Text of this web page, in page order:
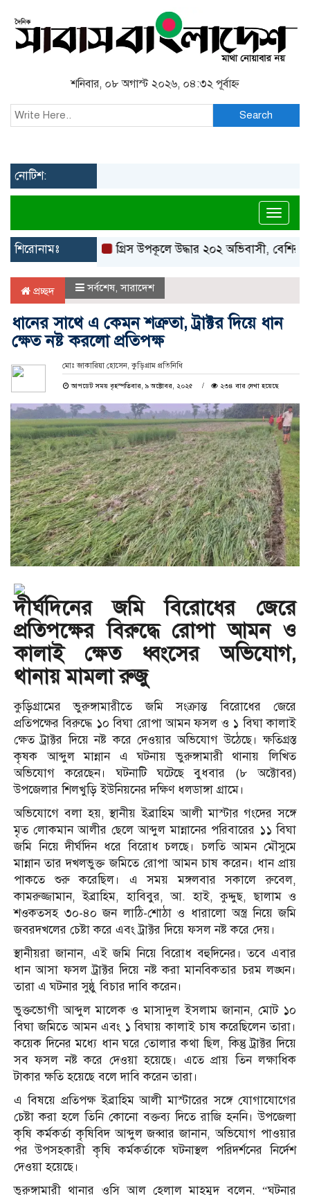
শনিবার, ০৮ অগাস্ট ২০২৬, ০৪:৩২ পূর্বাহ্ন
Search
নোটিশ:
শিরোনামঃ গ্রিস উপকূলে উদ্ধার ২০২ অভিবাসী, বেশিরভাগই
প্রচ্ছদ সর্বশেষ,সারাদেশ
ধানের সাথে এ কেমন শত্রুতা, ট্রাক্টর দিয়ে ধান
ক্ষেত নষ্ট করলো প্রতিপক্ষ
মোঃ জাকারিয়া হোসেন, কুড়িগ্রাম প্রতিনিধি
আপডেট সময় বৃহস্পতিবার, ৯ অক্টোবর, ২০২৫ ২৩৪ বার দেখা হয়েছে
দীর্ঘদিনের জমি বিরোধের জেরে
প্রতিপক্ষের বিরুদ্ধে রোপা আমন ও
কালাই ক্ষেত ধ্বংসের অভিযোগ,
থানায় মামলা রুজু
কুড়িগ্রামের ভুরুঙ্গামারীতে জমি সংক্রান্ত বিরোধের জেরে
প্রতিপক্ষের বিরুদ্ধে ১০ বিঘা রোপা আমন ফসল ও ১ বিঘা কালাই
ক্ষেত ট্রাক্টর দিয়ে নষ্ট করে দেওয়ার অভিযোগ উঠেছে। ক্ষতিগ্রস্ত
কৃষক আব্দুল মান্নান এ ঘটনায় ভুরুঙ্গামারী থানায় লিখিত
অভিযোগ করেছেন। ঘটনাটি ঘটেছে বুধবার (৮ অক্টোবর)
উপজেলার শিলখুড়ি ইউনিয়নের দক্ষিণ ধলডাঙ্গা গ্রামে।
অভিযোগে বলা হয়, স্থানীয় ইব্রাহিম আলী মাস্টার গংদের সঙ্গে
মৃত লোকমান আলীর ছেলে আব্দুল মান্নানের পরিবারের ১১ বিঘা
জমি নিয়ে দীর্ঘদিন ধরে বিরোধ চলছে। চলতি আমন মৌসুমে
মান্নান তার দখলভুক্ত জমিতে রোপা আমন চাষ করেন। ধান প্রায়
পাকতে শুরু করেছিল। এ সময় মঙ্গলবার সকালে রুবেল,
কামরুজ্জামান, ইব্রাহিম, হাবিবুর, আ. হাই, কুদ্দুছ, ছালাম ও
শওকতসহ ৩০-৪০ জন লাঠি-শোঠা ও ধারালো অস্ত্র নিয়ে জমি
জবরদখলের চেষ্টা করে এবং ট্রাক্টর দিয়ে ফসল নষ্ট করে দেয়।
স্থানীয়রা জানান, এই জমি নিয়ে বিরোধ বহুদিনের। তবে এবার
ধান আসা ফসল ট্রাক্টর দিয়ে নষ্ট করা মানবিকতার চরম লঙ্ঘন।
তারা এ ঘটনার সুষ্ঠু বিচার দাবি করেন।
ভুক্তভোগী আব্দুল মালেক ও মাসাদুল ইসলাম জানান, মোট ১০
বিঘা জমিতে আমন এবং ১ বিঘায় কালাই চাষ করেছিলেন তারা।
কয়েক দিনের মধ্যে ধান ঘরে তোলার কথা ছিল, কিন্তু ট্রাক্টর দিয়ে
সব ফসল নষ্ট করে দেওয়া হয়েছে। এতে প্রায় তিন লক্ষাধিক
টাকার ক্ষতি হয়েছে বলে দাবি করেন তারা।
এ বিষয়ে প্রতিপক্ষ ইব্রাহিম আলী মাস্টারের সঙ্গে যোগাযোগের
চেষ্টা করা হলে তিনি কোনো বক্তব্য দিতে রাজি হননি। উপজেলা
কৃষি কর্মকর্তা কৃষিবিদ আব্দুল জব্বার জানান, অভিযোগ পাওয়ার
পর উপসহকারী কৃষি কর্মকর্তাকে ঘটনাস্থল পরিদর্শনের নির্দেশ
দেওয়া হয়েছে।
ভুরুঙ্গামারী থানার ওসি আল হেলাল মাহমুদ বলেন, “ঘটনার